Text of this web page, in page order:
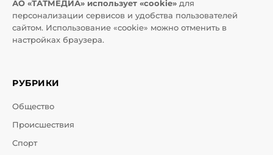
АО «ТАТМЕДИА» использует «cookie» для
персонализации сервисов и удобства пользователей
сайтом. Использование «cookie» можно отменить в
настройках браузера.
РУБРИКИ
Общество
Происшествия
Спорт